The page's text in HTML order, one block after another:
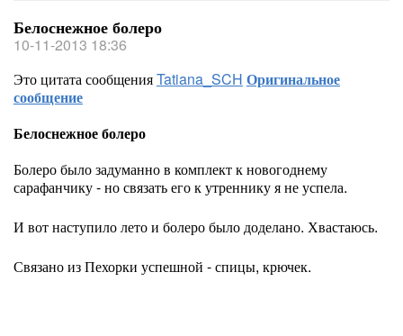
Белоснежное болеро
10-11-2013 18:36
Это цитата сообщенияTatiana_SCH Оригинальное
сообщение
Белоснежное болеро
Болеро было задуманно в комплект к новогоднему
сарафанчику - но связать его к утреннику я не успела.
И вот наступило лето и болеро было доделано. Хвастаюсь.
Связано из Пехорки успешной - спицы, крючек.